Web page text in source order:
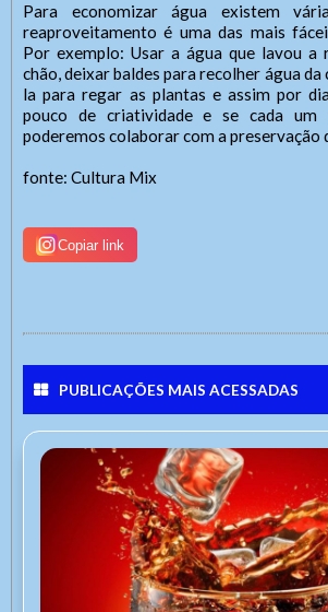
Para economizar água existem
reaproveitamento é uma das mais
Por exemplo: Usar a água que lavou a
chão, deixar baldes para recolher água da
la para regar as plantas e assim por
pouco de criatividade e se cada
poderemos colaborar com a preservação
fonte: Cultura Mix
Copiar link
PUBLICAÇÕES MAIS ACESSADAS